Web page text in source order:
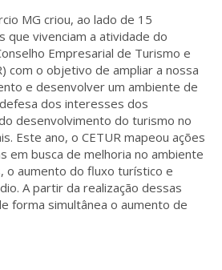
MG criou, ao lado de 15
vivenciam a atividade do
Empresarial de Turismo e
com o objetivo de ampliar a nossa
e desenvolver um ambiente de
dos interesses dos
desenvolvimento do turismo no
Este ano, o CETUR mapeou ações
em busca de melhoria no ambiente
o aumento do fluxo turístico e
A partir da realização dessas
forma simultânea o aumento de